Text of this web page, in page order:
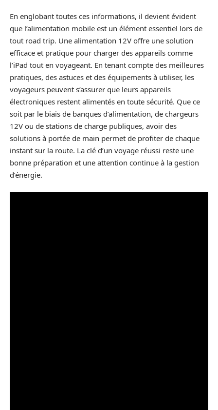
En englobant toutes ces informations, il devient évident
que l’alimentation mobile est un élément essentiel lors de
tout road trip. Une alimentation 12V offre une solution
efficace et pratique pour charger des appareils comme
l’iPad tout en voyageant. En tenant compte des meilleures
pratiques, des astuces et des équipements à utiliser, les
voyageurs peuvent s’assurer que leurs appareils
électroniques restent alimentés en toute sécurité. Que ce
soit par le biais de banques d’alimentation, de chargeurs
12V ou de stations de charge publiques, avoir des
solutions à portée de main permet de profiter de chaque
instant sur la route. La clé d’un voyage réussi reste une
bonne préparation et une attention continue à la gestion
d’énergie.